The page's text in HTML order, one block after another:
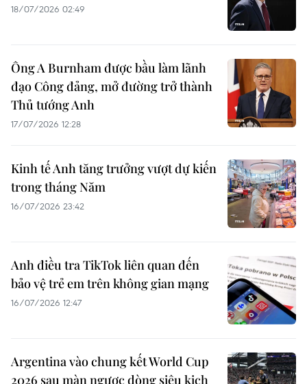
18/07/2026 02:49
Ông A Burnham được bầu làm lãnh
đạo Công đảng, mở đường trở thành
Thủ tướng Anh
17/07/2026 12:28
Kinh tế Anh tăng trưởng vượt dự kiến
trong tháng Năm
16/07/2026 23:42
Anh điều tra TikTok liên quan đến
bảo vệ trẻ em trên không gian mạng
16/07/2026 12:47
Argentina vào chung kết World Cup
2026 sau màn ngược dòng siêu kịch